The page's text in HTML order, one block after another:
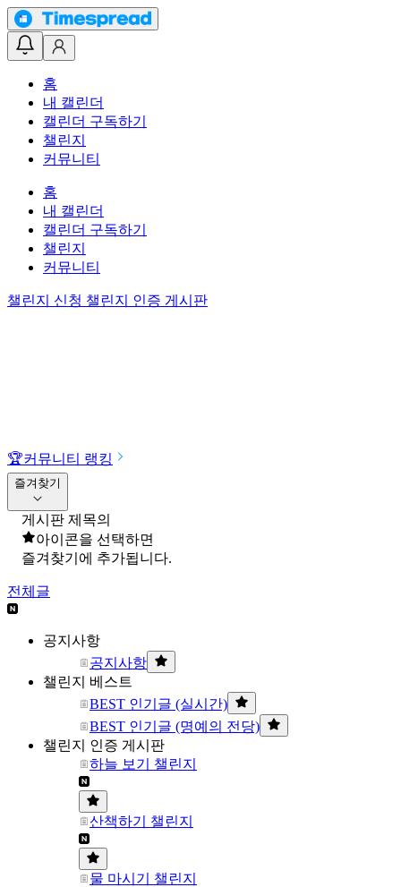
홈
내 캘린더
캘린더 구독하기
챌린지
커뮤니티
홈
내 캘린더
캘린더 구독하기
챌린지
커뮤니티
챌린지 신청 챌린지 인증 게시판
🏆커뮤니티 랭킹
즐겨찾기
게시판 제목의
아이콘을 선택하면
즐겨찾기에 추가됩니다.
전체글
공지사항
공지사항
챌린지 베스트
BEST 인기글 (실시간)
BEST 인기글 (명예의 전당)
챌린지 인증 게시판
하늘 보기 챌린지
산책하기 챌린지
물 마시기 챌린지